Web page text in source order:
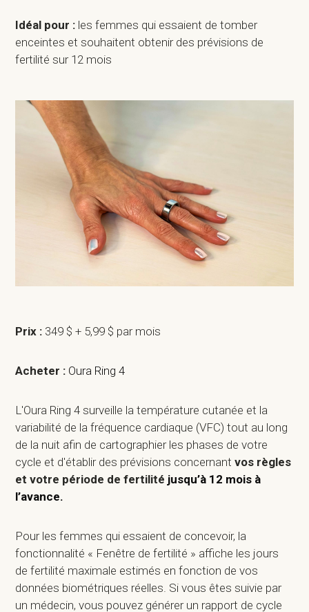
Idéal pour : les femmes qui essaient de tomber
enceintes et souhaitent obtenir des prévisions de
fertilité sur 12 mois
Prix : 349 $ + 5,99 $ par mois
Acheter : Oura Ring 4
L'Oura Ring 4 surveille la température cutanée et la
variabilité de la fréquence cardiaque (VFC) tout au long
de la nuit afin de cartographier les phases de votre
cycle et d'établir des prévisions concernantvos règles
et votre période de fertilité jusqu’à 12 mois à
l’avance.
Pour les femmes qui essaient de concevoir, la
fonctionnalité « Fenêtre de fertilité » affiche les jours
de fertilité maximale estimés en fonction de vos
données biométriques réelles. Si vous êtes suivie par
un médecin, vous pouvez générer un rapport de cycle